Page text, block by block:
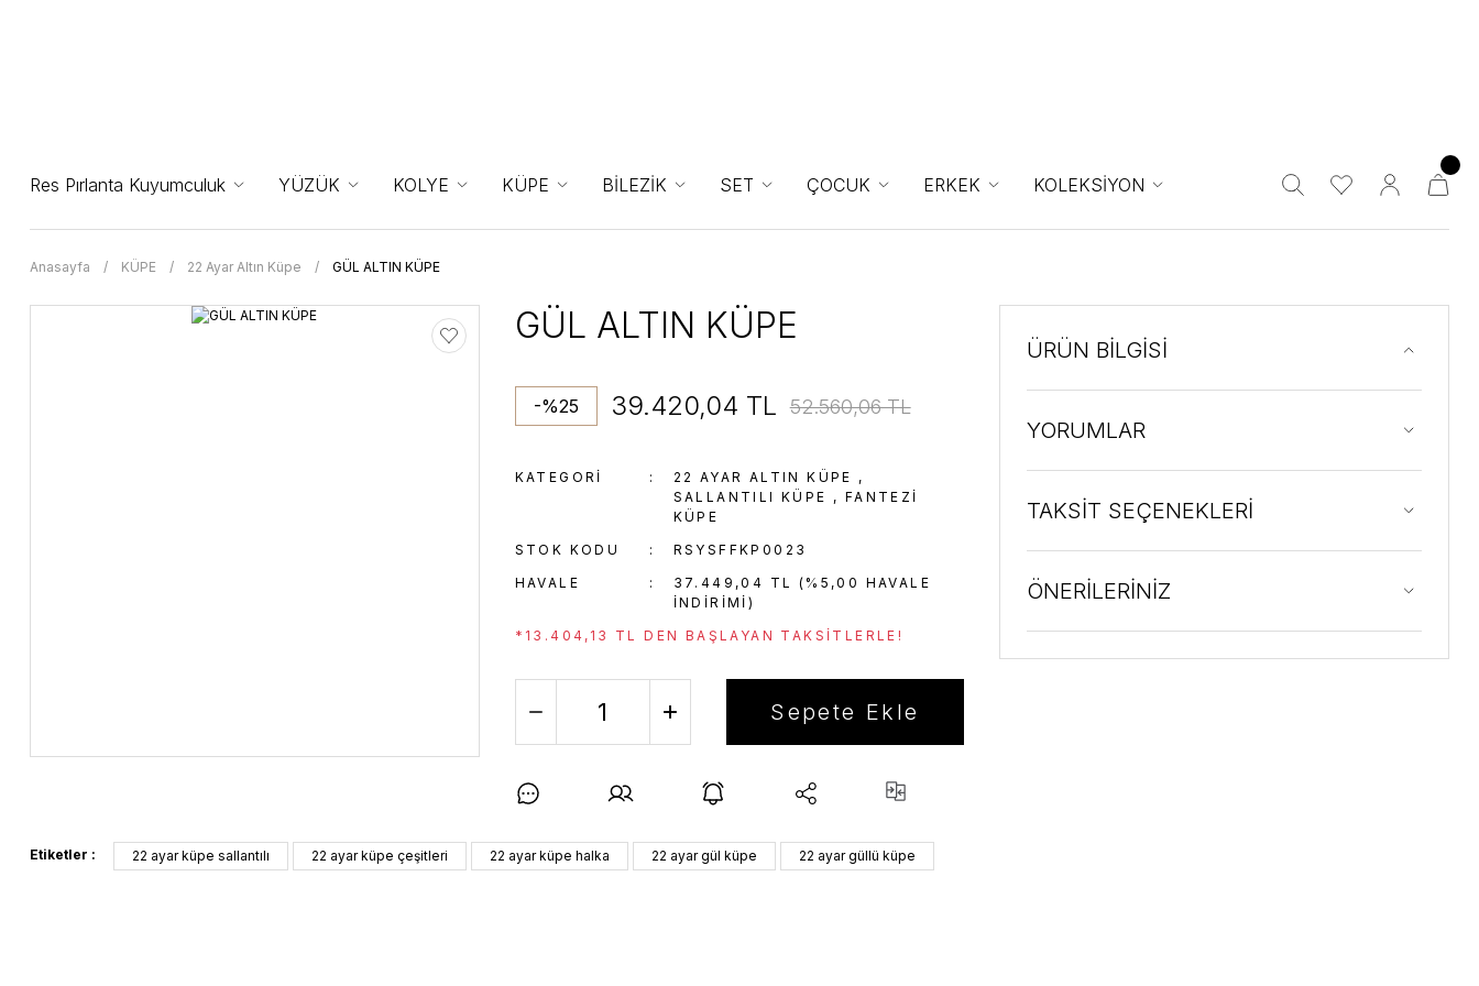
Res Pırlanta Kuyumculuk YÜZÜK KOLYE KÜPE BİLEZİK SET ÇOCUK ERKEK KOLEKSİYON
Anasayfa KÜPE 22 Ayar Altın Küpe GÜL ALTIN KÜPE
GÜL ALTIN KÜPE
-%25 39.420,04 TL 52.560,06 TL
KATEGORI 22 AYAR ALTIN KÜPE ,
SALLANTILI KÜPE , FANTEZI
KÜPE
STOK KODU
RSYSFFKP0023
HAVALE
37.449,04 TL (%5,00 HAVALE
INDIRIMI)
*13.404,13 TL DEN BAŞLAYAN TAKSITLERLE!
Sepete Ekle
ÜRÜN BİLGİSİ
YORUMLAR
TAKSİT SEÇENEKLERİ
ÖNERİLERİNİZ
Etiketler : 22 ayar küpe sallantılı 22 ayar küpe çeşitleri 22 ayar küpe halka 22 ayar gül küpe 22 ayar güllü küpe